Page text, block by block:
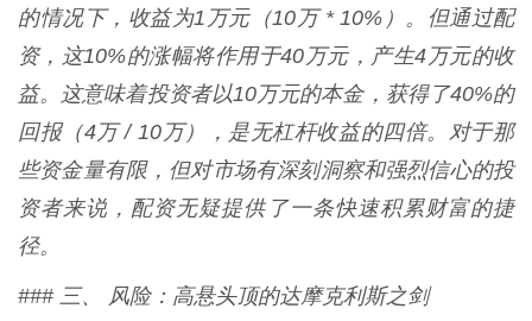
的情况下，收益为1万元（10万 * 10%）。但通过配
资，这10%的涨幅将作用于40万元，产生4万元的收
益。这意味着投资者以10万元的本金，获得了40%的
回报（4万 / 10万），是无杠杆收益的四倍。对于那
些资金量有限，但对市场有深刻洞察和强烈信心的投
资者来说，配资无疑提供了一条快速积累财富的捷
径。
### 三、 风险：高悬头顶的达摩克利斯之剑